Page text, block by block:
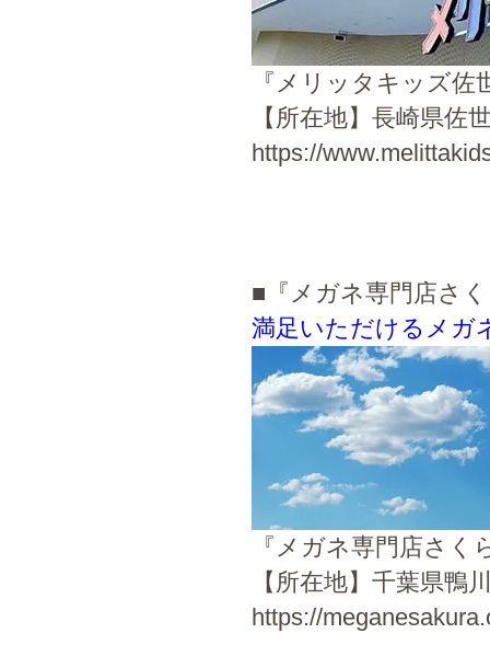
『メリッタキッズ佐
【所在地】長崎県
https://
■『メガネ専門店
満足いただけるメガ
『メガネ専門店さく
【所在地】千葉県
https://